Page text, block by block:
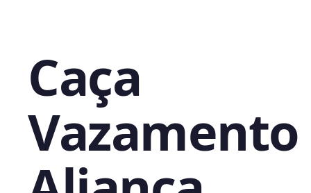
Caça